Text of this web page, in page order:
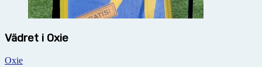
Vädret i Oxie
Oxie